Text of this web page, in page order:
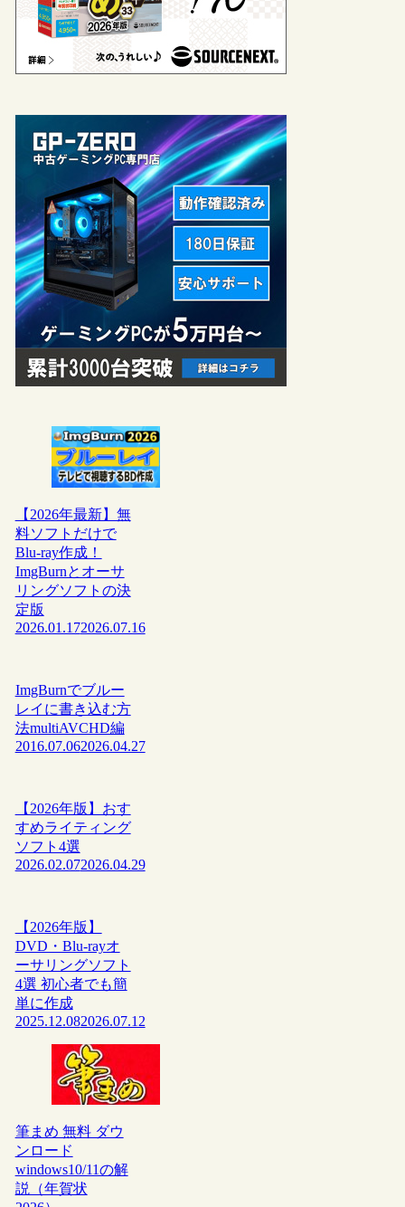
【2026年最新】無
料ソフトだけで
Blu-ray作成！
ImgBurnとオーサ
リングソフトの決
定版
2026.01.172026.07.16
ImgBurnでブルー
レイに書き込む方
法multiAVCHD編
2016.07.062026.04.27
【2026年版】おす
すめライティング
ソフト4選
2026.02.072026.04.29
【2026年版】
DVD・Blu-rayオ
ーサリングソフト
4選 初心者でも簡
単に作成
2025.12.082026.07.12
筆まめ 無料 ダウ
ンロード
windows10/11の解
説（年賀状